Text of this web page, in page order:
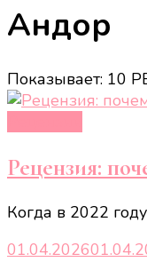
Андор
Показывает: 10
Рецензия:
Когда в 2022
01.04.2026